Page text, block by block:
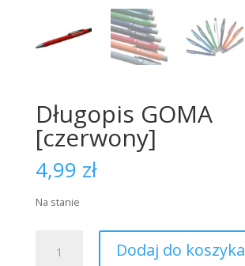
Długopis GOMA
[czerwony]
4,99 zł
Na stanie
Długopis
Dodaj do koszyka